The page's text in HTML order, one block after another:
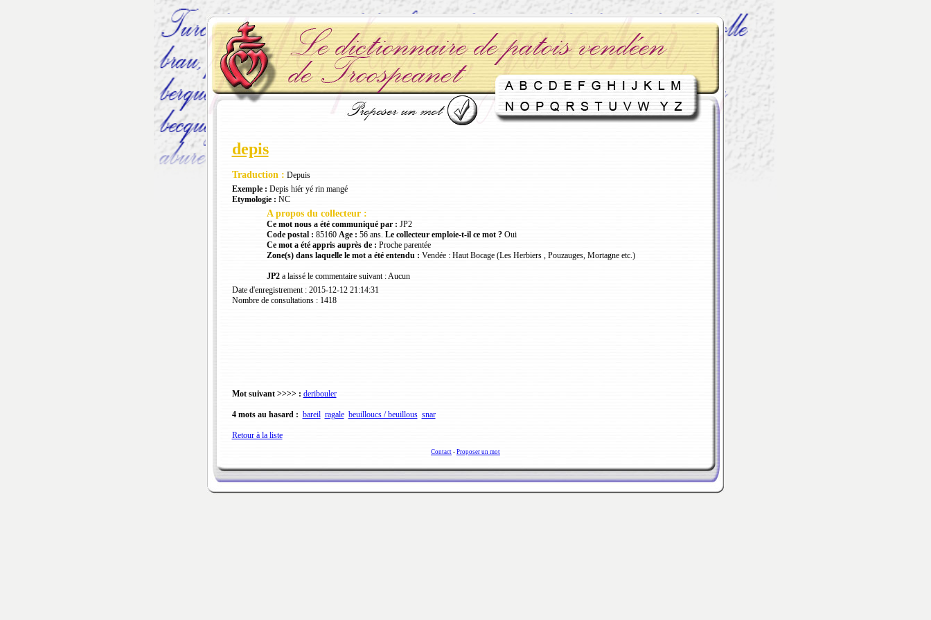
depis
Traduction : Depuis
Exemple : Depis hiér yé rin mangé
Etymologie : NC
A propos du collecteur :
Ce mot nous a été communiqué par : JP2
Code postal : 85160 Age : 56 ans. Le collecteur emploie-t-il ce mot ?Oui
Ce mot a été appris auprès de : Proche parentée
Zone(s) dans laquelle le mot a été entendu : Vendée : Haut Bocage (Les Herbiers , Pouzauges, Mortagne etc.)
JP2a laissé le commentaire suivant : Aucun
Date d'enregistrement : 2015-12-12 21:14:31
Nombre de consultations : 1418
Mot suivant >>>> : deribouler
4 mots au hasard : bareil ragale beuilloucs / beuillous snar
Retour à la liste
Contact - Proposer un mot